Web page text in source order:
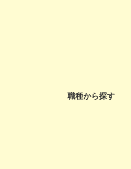
職種から探す